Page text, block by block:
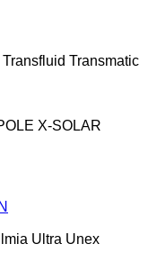
Transfluid Transmatic
X-SOLAR
Ultra Unex